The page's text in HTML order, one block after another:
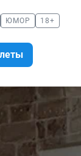
ЮМОР 18+